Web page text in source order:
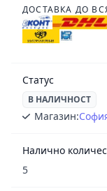
ДОСТАВКА ДО
Статус
В НАЛИЧНОСТ
Магазин:
Налично
5